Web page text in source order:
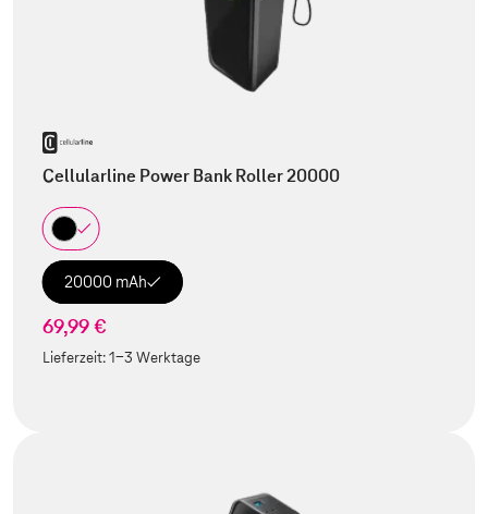
Cellularline Power Bank Roller 20000
20000 mAh
69,99 €
Lieferzeit:1-3 Werktage